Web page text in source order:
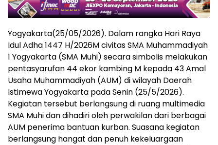
Yogyakarta(25/05/2026). Dalam rangka Hari Raya
Idul Adha 1447 H/2026M civitas SMA Muhammadiyah
1 Yogyakarta (SMA Muhi) secara simbolis melakukan
pentasyarufan 44 ekor kambing M kepada 43 Amal
Usaha Muhammadiyah (AUM) di wilayah Daerah
Istimewa Yogyakarta pada Senin (25/5/2026).
Kegiatan tersebut berlangsung di ruang multimedia
SMA Muhi dan dihadiri oleh perwakilan dari berbagai
AUM penerima bantuan kurban. Suasana kegiatan
berlangsung hangat dan penuh kekeluargaan